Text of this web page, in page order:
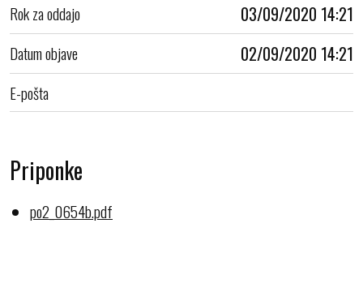
Rok za oddajo 03/09/2020 14:21
Datum objave 02/09/2020 14:21
E-pošta
Priponke
po2_0654b.pdf